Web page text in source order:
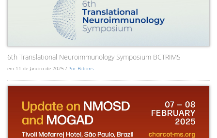
6th Translational Neuroimmunology Symposium BCTRIMS
em 11 de Janeiro de 2025 / Por Bctrims